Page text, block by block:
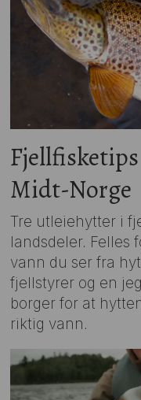
Midt-Norge
Tre utleiehytter i
landsdeler. Felles
vann du ser fra
fjellstyrer og en
borger for at
riktig vann.